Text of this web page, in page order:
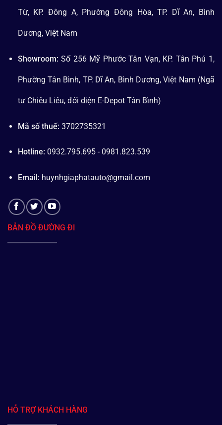
Từ, KP. Đông A, Phường Đông Hòa, TP. Dĩ An, Bình
Dương, Việt Nam
Showroom: Số 256 Mỹ Phước Tân Vạn, KP. Tân Phú 1,
Phường Tân Bình, TP. Dĩ An, Bình Dương, Việt Nam (Ngã
tư Chiêu Liêu, đối diện E-Depot Tân Bình)
Mã số thuế: 3702735321
Hotline: 0932.795.695 - 0981.823.539
Email: huynhgiaphatauto@gmail.com
BẢN ĐỒ ĐƯỜNG ĐI
HỖ TRỢ KHÁCH HÀNG